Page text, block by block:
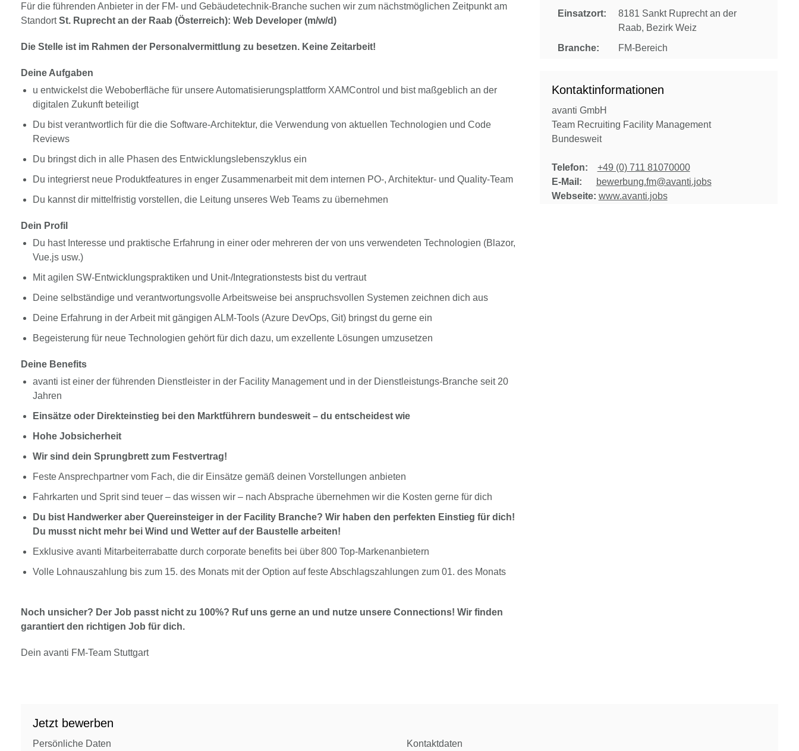
Für die führenden Anbieter in der FM- und Gebäudetechnik-Branche suchen wir zum nächstmöglichen Zeitpunkt am
StandortSt. Ruprecht an der Raab (Österreich): Web Developer (m/w/d)
Die Stelle ist im Rahmen der Personalvermittlung zu besetzen. Keine Zeitarbeit!
Deine Aufgaben
u entwickelst die Weboberfläche für unsere Automatisierungsplattform XAMControl und bist maßgeblich an der
digitalen Zukunft beteiligt
Du bist verantwortlich für die die Software-Architektur, die Verwendung von aktuellen Technologien und Code
Reviews
Du bringst dich in alle Phasen des Entwicklungslebenszyklus ein
Du integrierst neue Produktfeatures in enger Zusammenarbeit mit dem internen PO-, Architektur- und Quality-Team
Du kannst dir mittelfristig vorstellen, die Leitung unseres Web Teams zu übernehmen
Dein Profil
Du hast Interesse und praktische Erfahrung in einer oder mehreren der von uns verwendeten Technologien (Blazor,
Vue.js usw.)
Mit agilen SW-Entwicklungspraktiken und Unit-/Integrationstests bist du vertraut
Deine selbständige und verantwortungsvolle Arbeitsweise bei anspruchsvollen Systemen zeichnen dich aus
Deine Erfahrung in der Arbeit mit gängigen ALM-Tools (Azure DevOps, Git) bringst du gerne ein
Begeisterung für neue Technologien gehört für dich dazu, um exzellente Lösungen umzusetzen
Deine Benefits
avanti ist einer der führenden Dienstleister in der Facility Management und in der Dienstleistungs-Branche seit 20
Jahren
Einsätze oder Direkteinstieg bei den Marktführern bundesweit – du entscheidest wie
Hohe Jobsicherheit
Wir sind dein Sprungbrett zum Festvertrag!
Feste Ansprechpartner vom Fach, die dir Einsätze gemäß deinen Vorstellungen anbieten
Fahrkarten und Sprit sind teuer – das wissen wir – nach Absprache übernehmen wir die Kosten gerne für dich
Du bist Handwerker aber Quereinsteiger in der Facility Branche? Wir haben den perfekten Einstieg für dich!
Du musst nicht mehr bei Wind und Wetter auf der Baustelle arbeiten!
Exklusive avanti Mitarbeiterrabatte durch corporate benefits bei über 800 Top-Markenanbietern
Volle Lohnauszahlung bis zum 15. des Monats mit der Option auf feste Abschlagszahlungen zum 01. des Monats
Noch unsicher? Der Job passt nicht zu 100%? Ruf uns gerne an und nutze unsere Connections! Wir finden
garantiert den richtigen Job für dich.
Dein avanti FM-Team Stuttgart
Einsatzort:
8181 Sankt Ruprecht an der
Raab, Bezirk Weiz
Branche:
FM-Bereich
Kontaktinformationen
avanti GmbH
Team Recruiting Facility Management
Bundesweit
Telefon:
+49 (0) 711 81070000
E-Mail:
bewerbung.fm@avanti.jobs
Webseite: www.avanti.jobs
Jetzt bewerben
Persönliche Daten
Kontaktdaten